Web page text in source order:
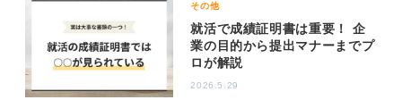
判断したり、評価するわけではありません。
得意科目や苦手科目もあるでしょうし、卒業見込みの単
位さえ取得できていれば、成績に関しては、そんなに問
題視されることはないでしょう。
その他
就活で成績証明書は重要！ 企
業の目的から提出マナーまでプ
ロが解説
2026.5.29